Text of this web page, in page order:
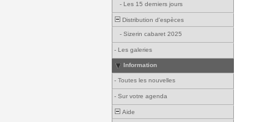
- Les 15 derniers jours
Distribution d'espèces
- Sizerin cabaret 2025
- Les galeries
Information
- Toutes les nouvelles
- Sur votre agenda
Aide